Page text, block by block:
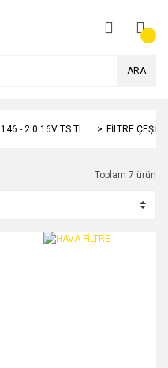
ARA
146 - 2.0 16V TS TI FİLTRE
Toplam 7 ürün